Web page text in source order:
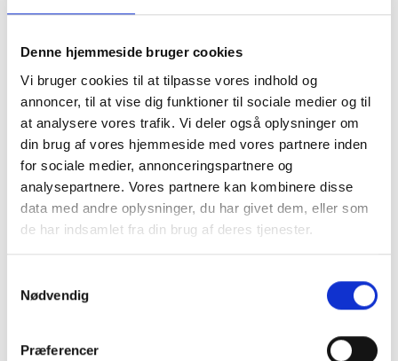
Denne hjemmeside bruger cookies
Vi bruger cookies til at tilpasse vores indhold og
annoncer, til at vise dig funktioner til sociale medier og til
at analysere vores trafik. Vi deler også oplysninger om
din brug af vores hjemmeside med vores partnere inden
for sociale medier, annonceringspartnere og
analysepartnere. Vores partnere kan kombinere disse
data med andre oplysninger, du har givet dem, eller som
de har indsamlet fra din brug af deres tjenester.
Nødvendig
Præferencer
Én af årsagerne til, at virtual reality er en effektiv
lærings- og træningsmetode, er ifølge Anja
Hald, at den virtuelle verden giver nye
muligheder for at skræddersy scenarier til den
plejemedarbejder.
hurtigere ændres til forskellige læringsrum, og vi